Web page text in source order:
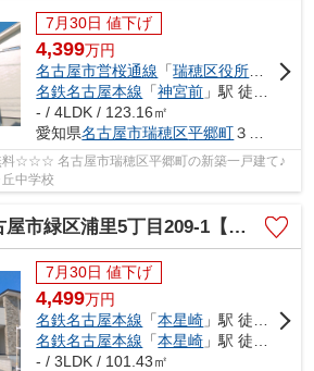
7月30日 値下げ
4,399万円
名古屋市営桜通線 「瑞穂区役所 」駅 徒
名鉄名古屋本線 「神宮前 」駅 徒歩20分
- / 4LDK / 123.16㎡
愛知県名古屋市瑞穂区平郷町３丁目9-1
☆☆☆ 名古屋市瑞穂区平郷町の新築一戸建て♪
中学校
区浦里5丁目209-1【仲介手数料無料】新築一戸建て 1号棟
7月30日 値下げ
4,499万円
名鉄名古屋本線 「本星崎 」駅 徒歩9分
名鉄名古屋本線 「本星崎 」駅 徒歩9分
- / 3LDK / 101.43㎡